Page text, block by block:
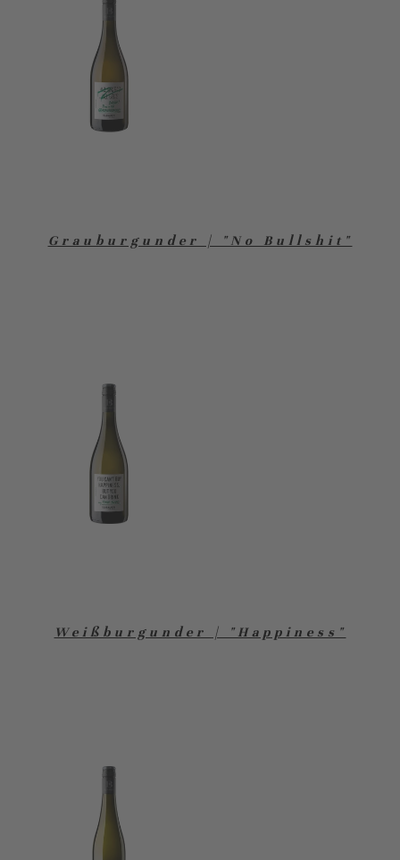
Grauburgunder | "No Bullshit"
Weißburgunder | "Happiness"